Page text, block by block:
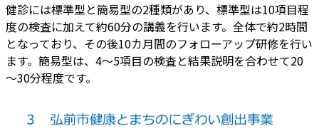
健診には標準型と簡易型の2種類があり、標準型は10項目程
度の検査に加えて約60分の講義を行います。全体で約2時間
となっており、その後10カ月間のフォローアップ研修を行い
ます。簡易型は、4～5項目の検査と結果説明を合わせて20
～30分程度です。